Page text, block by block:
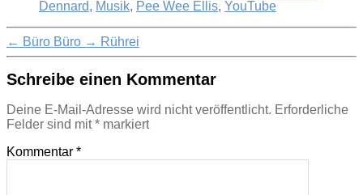
Dennard, Musik, Pee Wee Ellis, YouTube
← Büro Büro → Rührei
Schreibe einen Kommentar
Deine E-Mail-Adresse wird nicht veröffentlicht. Erforderliche
Felder sind mit* markiert
Kommentar *